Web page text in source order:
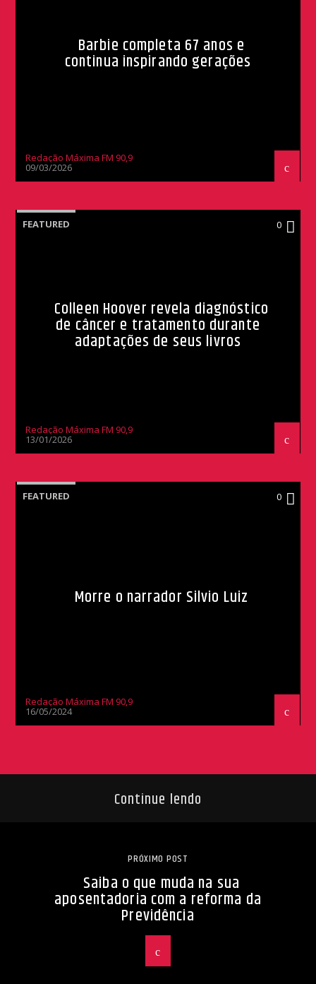
Barbie completa 67 anos e
continua inspirando gerações
Redação Máxima FM 90,9
09/03/2026
FEATURED 0
Colleen Hoover revela diagnóstico
de câncer e tratamento durante
adaptações de seus livros
Redação Máxima FM 90,9
13/01/2026
FEATURED 0
Morre o narrador Silvio Luiz
Redação Máxima FM 90,9
16/05/2024
Continue lendo
PRÓXIMO POST
Saiba o que muda na sua
aposentadoria com a reforma da
Previdência